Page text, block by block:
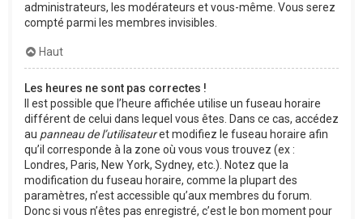
administrateurs, les modérateurs et vous-même. Vous serez
compté parmi les membres invisibles.
Haut
Les heures ne sont pas correctes !
Il est possible que l’heure affichée utilise un fuseau horaire
différent de celui dans lequel vous êtes. Dans ce cas, accédez
au panneau de l’utilisateuret modifiez le fuseau horaire afin
qu’il corresponde à la zone où vous vous trouvez (ex :
Londres, Paris, New York, Sydney, etc.). Notez que la
modification du fuseau horaire, comme la plupart des
paramètres, n’est accessible qu’aux membres du forum.
Donc si vous n’êtes pas enregistré, c’est le bon moment pour